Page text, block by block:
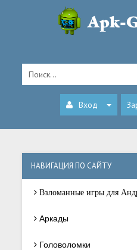
Вход
НАВИГАЦИЯ ПО САЙТУ
Взломанные игры для
Аркады
Головоломки